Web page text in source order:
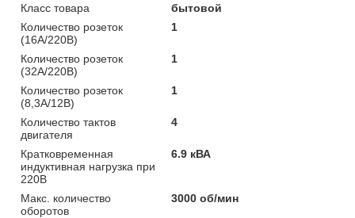
Класс товара
бытовой
Количество розеток
(16А/220В)
1
Количество розеток
(32А/220В)
1
Количество розеток
(8,3А/12В)
1
Количество тактов
двигателя
4
Кратковременная
индуктивная нагрузка при
220В
6.9 кВА
Макс. количество
оборотов
3000 об/мин